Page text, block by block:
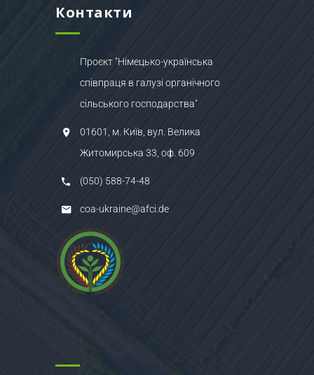
Контакти
Проєкт "Німецько-українська
співпраця в галузі органічного
сільського господарства"
01601, м. Київ, вул. Велика
Житомирська 33, оф. 609
(050) 588-74-48
coa-ukraine@afci.de